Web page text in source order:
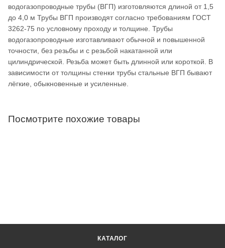
водогазопроводные трубы (ВГП) изготовляются длиной от 1,5
до 4,0 м Трубы ВГП производят согласно требованиям ГОСТ
3262-75 по условному проходу и толщине. Трубы
водогазопроводные изготавливают обычной и повышенной
точности, без резьбы и с резьбой накатанной или
цилиндрической. Резьба может быть длинной или короткой. В
зависимости от толщины стенки трубы стальные ВГП бывают
лёгкие, обыкновенные и усиленные.
Посмотрите похожие товары
КАТАЛОГ